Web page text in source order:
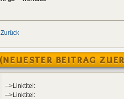
Zurück
BEITRAG
-->Linktitel:
-->Linktitel: